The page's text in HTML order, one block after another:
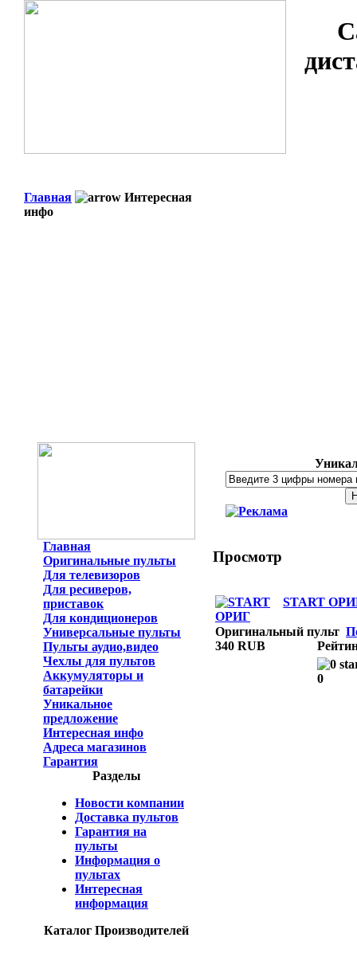
Главная
Интересная
инфо
Главная
Оригинальные пульты
Для телевизоров
Для ресиверов,
приставок
Для кондиционеров
Универсальные пульты
Пульты аудио,видео
Чехлы для пультов
Аккумуляторы и
батарейки
Уникальное
предложение
Интересная инфо
Адреса магазинов
Гарантия
Разделы
Новости компании
Доставка пультов
Гарантия на
пульты
Информация о
пультах
Интересная
информация
Каталог Производителей
Просмотр
START
Оригинальный пульт
340 RUB
0